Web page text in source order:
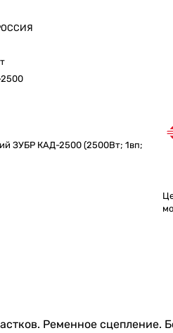
ЗУБР КАД-2500 (2500Вт; 1вп;
Ременное